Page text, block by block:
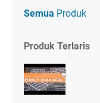
Semua Produk
Produk Terlaris